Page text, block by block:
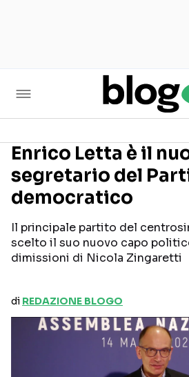
Seguici sui
Enrico Letta è il
segretario del
democratico
Il principale partito del
scelto il suo nuovo capo
dimissioni di Nicola Zingaretti
di REDAZIONE BLOGO